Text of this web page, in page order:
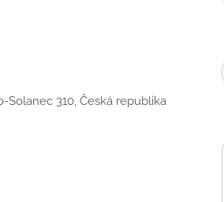
Solanec 310, Česká republika